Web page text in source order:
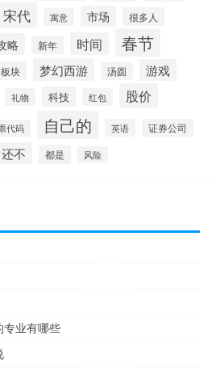
宋代 寓意 市场 很多人
略 新年 时间 春节
板块 梦幻西游 汤圆
游戏
礼物 科技 红包 股价
代码 自己的 英语 证券公司
还不 都是 风险
专业有哪些